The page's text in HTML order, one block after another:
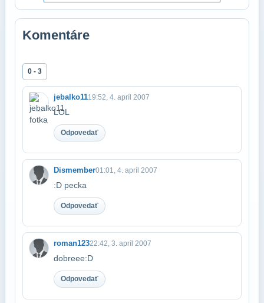
Komentáre
0 - 3
jebalko1119:52, 4. apríl 2007
LOL
Odpovedať
Dismember01:01, 4. apríl 2007
:D pecka
Odpovedať
roman12322:42, 3. apríl 2007
dobreee:D
Odpovedať